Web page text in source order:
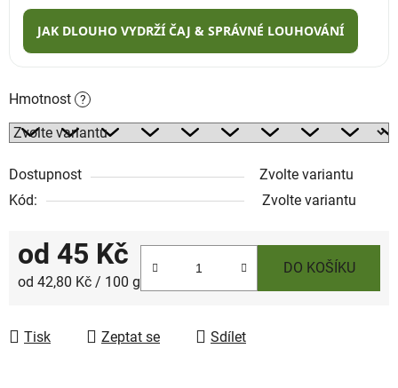
JAK DLOUHO VYDRŽÍ ČAJ & SPRÁVNÉ LOUHOVÁNÍ
Hmotnost ?
Dostupnost
Zvolte variantu
Kód:
Zvolte variantu
od 45 Kč
Měrná cena:
od 42,80 Kč / 100 g
DO KOŠÍKU
Tisk Zeptat se Sdílet